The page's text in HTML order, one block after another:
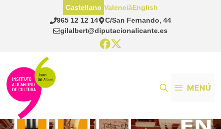
965 12 12 14
C/San Fernando, 44
gilalbert@diputacionalicante.es
Castellano ValenciàEnglish
MENÚ